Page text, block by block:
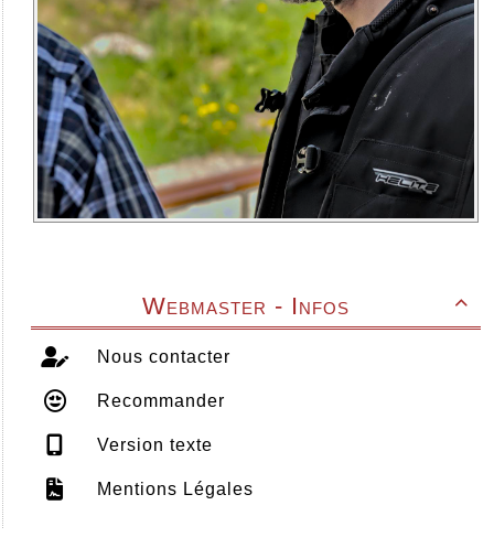

Webmaster - Infos
Nous contacter
Recommander
Version texte
Mentions Légales